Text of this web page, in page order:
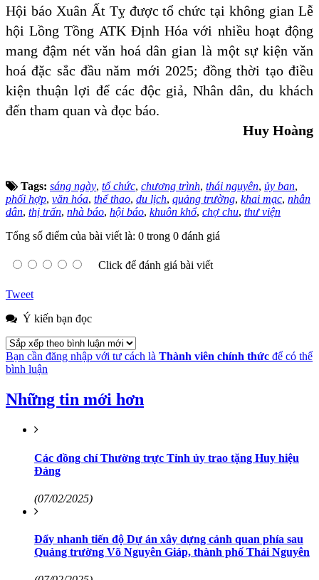
Hội báo Xuân Ất Tỵ được tổ chức tại không gian Lễ
hội Lồng Tồng ATK Định Hóa với nhiều hoạt động
mang đậm nét văn hoá dân gian là một sự kiện văn
hoá đặc sắc đầu năm mới 2025; đồng thời tạo điều
kiện thuận lợi để các độc giả, Nhân dân, du khách
đến tham quan và đọc báo.
Huy Hoàng
Tags: sáng ngày, tổ chức, chương trình, thái nguyên, ủy ban,
phối hợp, văn hóa, thể thao, du lịch, quảng trường, khai mạc, nhân
dân, thị trấn, nhà báo, hội báo, khuôn khổ, chợ chu, thư viện
Tổng số điểm của bài viết là: 0 trong 0 đánh giá
Click để đánh giá bài viết
Tweet
Ý kiến bạn đọc
Bạn cần đăng nhập với tư cách là Thành viên chính thức để có thể
bình luận
Những tin mới hơn
Các đồng chí Thường trực Tỉnh ủy trao tặng Huy hiệu
Đảng
(07/02/2025)
Đẩy nhanh tiến độ Dự án xây dựng cảnh quan phía sau
Quảng trường Võ Nguyên Giáp, thành phố Thái Nguyên